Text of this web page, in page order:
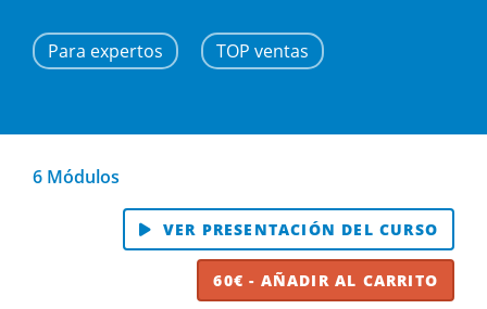
Para expertos TOP ventas
6 Módulos
VER PRESENTACIÓN DEL CURSO
60€ - AÑADIR AL CARRITO